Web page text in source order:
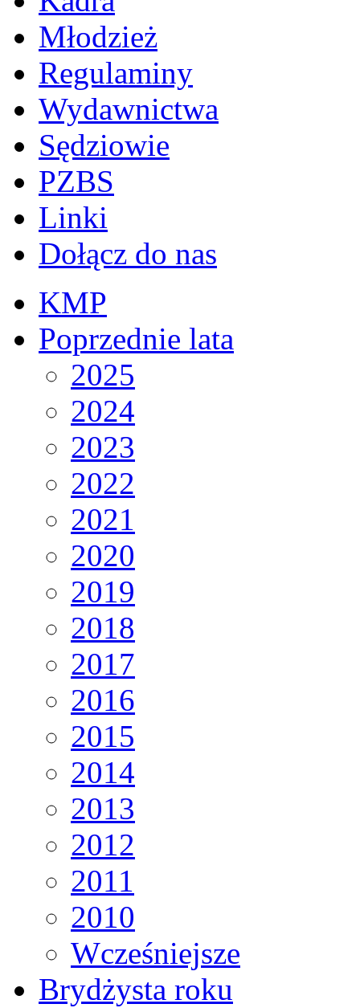
Młodzież
Regulaminy
Wydawnictwa
Sędziowie
PZBS
Linki
Dołącz do nas
KMP
Poprzednie lata
2025
2024
2023
2022
2021
2020
2019
2018
2017
2016
2015
2014
2013
2012
2011
2010
Wcześniejsze
Brydżysta roku